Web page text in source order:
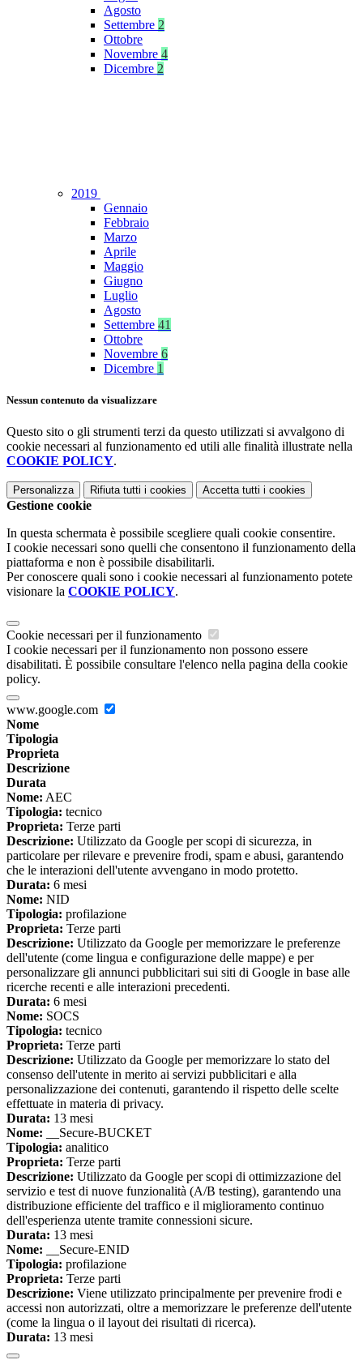
Agosto
Settembre 2
Ottobre
Novembre 4
Dicembre 2
2019
Gennaio
Febbraio
Marzo
Aprile
Maggio
Giugno
Luglio
Agosto
Settembre 41
Ottobre
Novembre 6
Dicembre 1
Nessun contenuto da visualizzare
Questo sito o gli strumenti terzi da questo utilizzati si avvalgono di
cookie necessari al funzionamento ed utili alle finalità illustrate nella
COOKIE POLICY.
Personalizza Rifiuta tutti i cookies Accetta tutti i cookies
Gestione cookie
In questa schermata è possibile scegliere quali cookie consentire.
I cookie necessari sono quelli che consentono il funzionamento della
piattaforma e non è possibile disabilitarli.
Per conoscere quali sono i cookie necessari al funzionamento potete
visionare la COOKIE POLICY.
Cookie necessari per il funzionamento
I cookie necessari per il funzionamento non possono essere
disabilitati. È possibile consultare l'elenco nella pagina della cookie
policy.
www.google.com
Nome
Tipologia
Proprieta
Descrizione
Durata
Nome: AEC
Tipologia: tecnico
Proprieta: Terze parti
Descrizione: Utilizzato da Google per scopi di sicurezza, in
particolare per rilevare e prevenire frodi, spam e abusi, garantendo
che le interazioni dell'utente avvengano in modo protetto.
Durata: 6 mesi
Nome: NID
Tipologia: profilazione
Proprieta: Terze parti
Descrizione: Utilizzato da Google per memorizzare le preferenze
dell'utente (come lingua e configurazione delle mappe) e per
personalizzare gli annunci pubblicitari sui siti di Google in base alle
ricerche recenti e alle interazioni precedenti.
Durata: 6 mesi
Nome: SOCS
Tipologia: tecnico
Proprieta: Terze parti
Descrizione: Utilizzato da Google per memorizzare lo stato del
consenso dell'utente in merito ai servizi pubblicitari e alla
personalizzazione dei contenuti, garantendo il rispetto delle scelte
effettuate in materia di privacy.
Durata: 13 mesi
Nome: __Secure-BUCKET
Tipologia: analitico
Proprieta: Terze parti
Descrizione: Utilizzato da Google per scopi di ottimizzazione del
servizio e test di nuove funzionalità (A/B testing), garantendo una
distribuzione efficiente del traffico e il miglioramento continuo
dell'esperienza utente tramite connessioni sicure.
Durata: 13 mesi
Nome: __Secure-ENID
Tipologia: profilazione
Proprieta: Terze parti
Descrizione: Viene utilizzato principalmente per prevenire frodi e
accessi non autorizzati, oltre a memorizzare le preferenze dell'utente
(come la lingua o il layout dei risultati di ricerca).
Durata: 13 mesi